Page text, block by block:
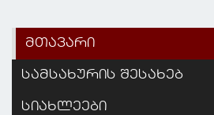
მთავარი
სამსახურის შესახებ
სიახლეები